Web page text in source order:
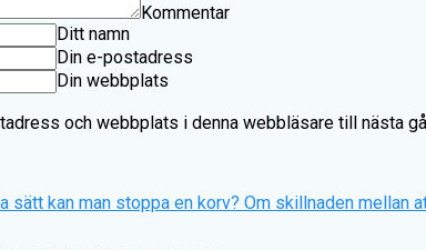
Kommentar
Ditt namn
Din e-postadress
Din webbplats
och webbplats i denna webbläsare till nästa
sätt kan man stoppa en korv? Om skillnaden mellan